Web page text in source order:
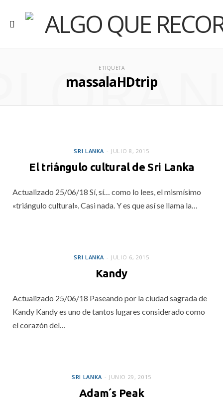
ETIQUETA
massalaHDtrip
SRI LANKA JULIO 8, 2015
El triángulo cultural de Sri Lanka
Actualizado 25/06/18 Sí, sí… como lo lees, el mismísimo
«triángulo cultural». Casi nada. Y es que así se llama la…
SRI LANKA JULIO 6, 2015
Kandy
Actualizado 25/06/18 Paseando por la ciudad sagrada de
Kandy Kandy es uno de tantos lugares considerado como
el corazón del…
SRI LANKA JUNIO 29, 2015
Adam´s Peak